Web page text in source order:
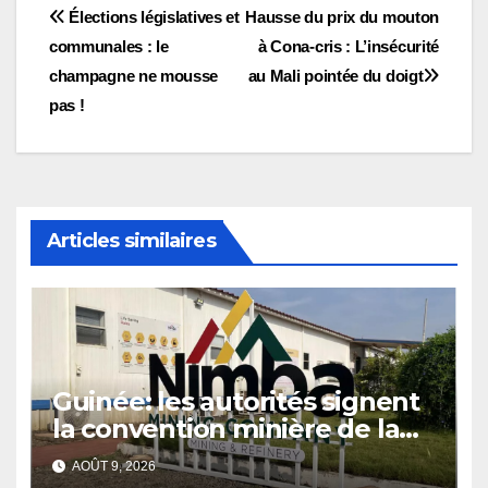
Navigation
de
l’article
Hausse du prix du mouton
à Cona-cris : L’insécurité
au Mali pointée du doigt
Élections législatives et
communales : le
champagne ne mousse
pas !
Articles similaires
Guinée: les autorités signent
la convention minière de la
société Nimba Mining
AOÛT 9, 2026